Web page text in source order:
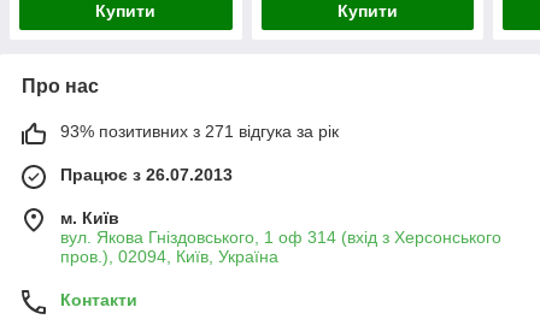
Купити Купити
Про нас
93% позитивних з 271 відгука за рік
Працює з 26.07.2013
м. Київ
вул. Якова Гніздовського, 1 оф 314 (вхід з Херсонського
пров.), 02094, Київ, Україна
Контакти